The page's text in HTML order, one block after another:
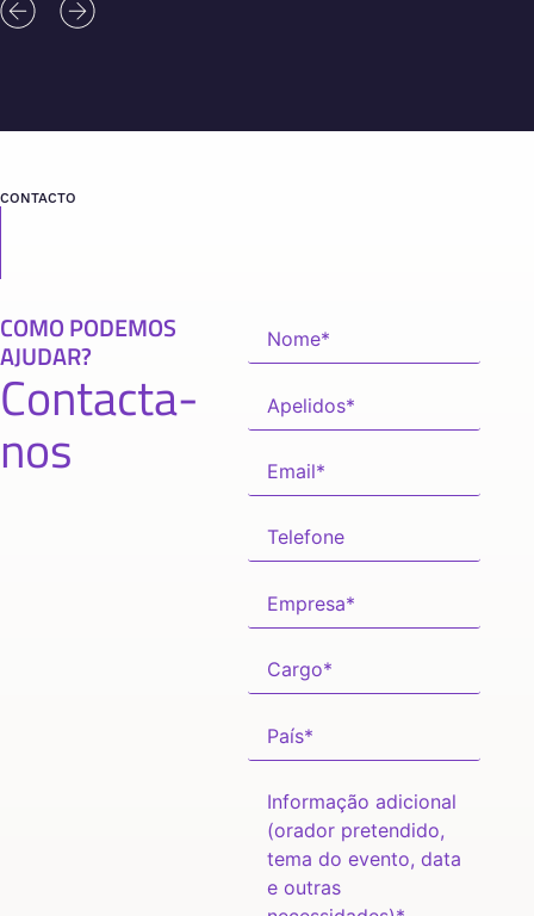
CONTACTO
COMO PODEMOS
AJUDAR?
Contacta-
nos